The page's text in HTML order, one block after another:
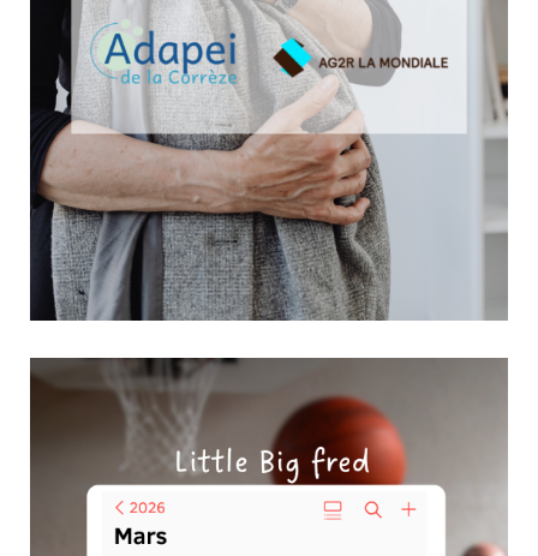
Parce qu’aucun aidant ne devrait traverser seul l’épreuve
du deuil !
11 mars 2026 Aide aux Aidants
L’accompagnement d’un proche en situation de handicap, de
dépendance ou de maladie laisse une empreinte profonde.
Quand vient la perte de l’être cher, l’aidant – souvent resté en
retrait, concentré sur l’autre – se retrouve confronté à un vide
immense, physique et...